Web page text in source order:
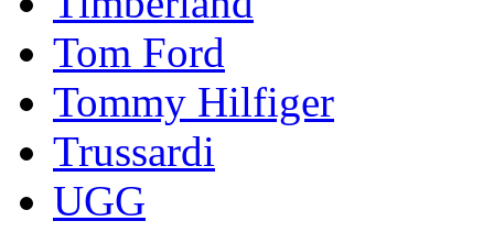
Tom Ford
Tommy Hilfiger
Trussardi
UGG